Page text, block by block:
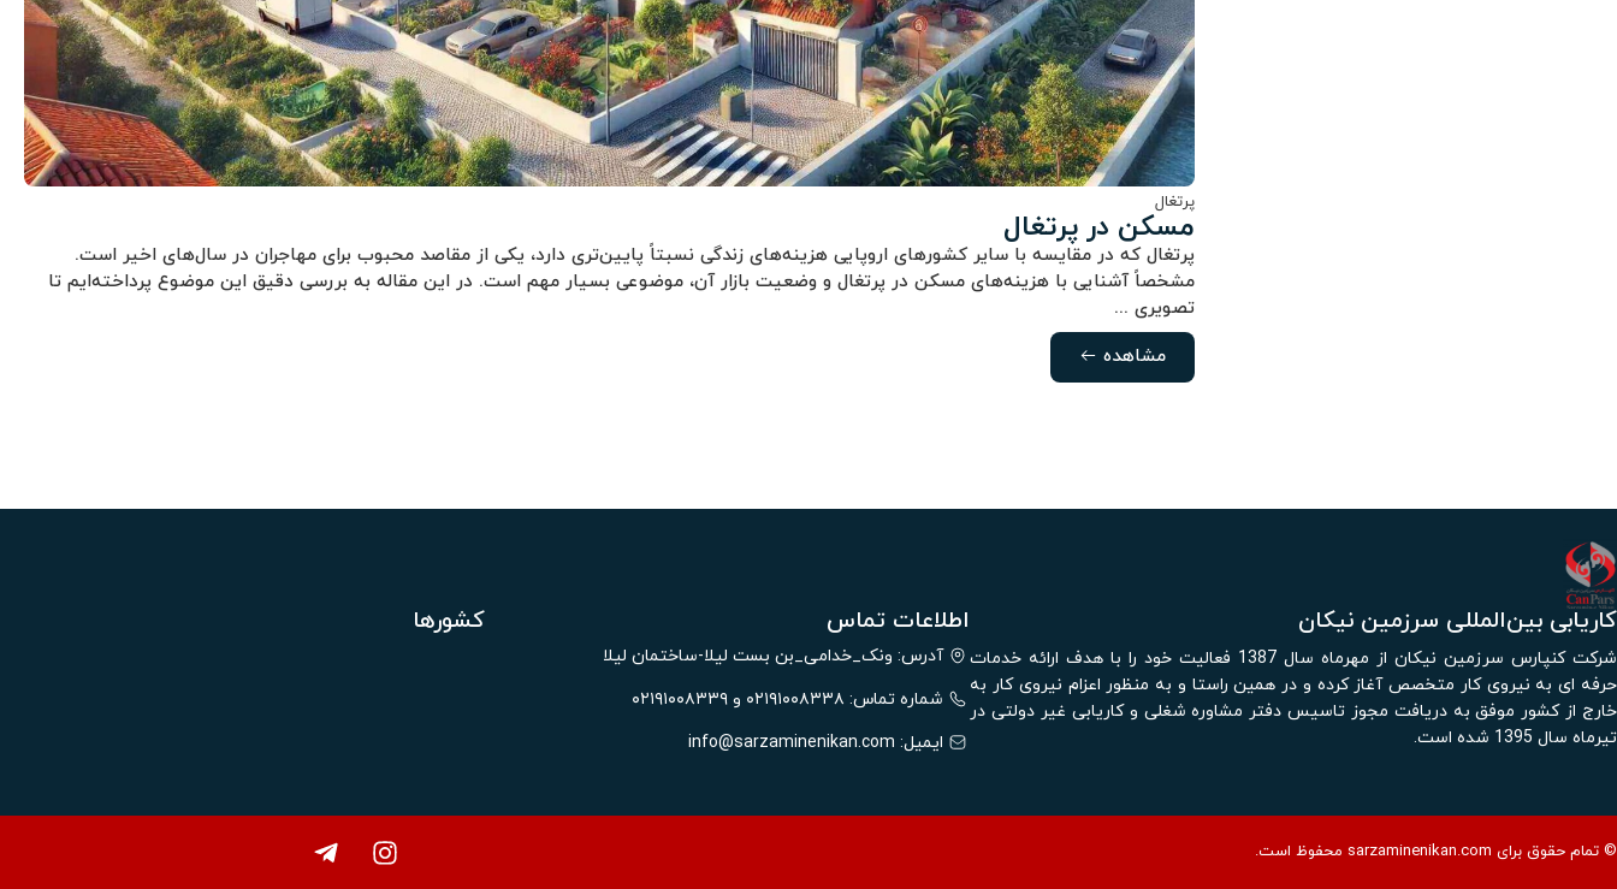
پرتغال
مسکن در پرتغال
پرتغال که در مقایسه با سایر کشورهای اروپایی هزینه‌های زندگی نسبتاً پایین‌تری دارد، یکی از مقاصد محبوب برای مهاجران در سال‌های اخیر است.
مشخصاً آشنایی با هزینه‌های مسکن در پرتغال و وضعیت بازار آن، موضوعی بسیار مهم است. در این مقاله به بررسی دقیق این موضوع پرداخته‌ایم تا
تصویری ...
مشاهده
کاریابی بین‌المللی سرزمین نیکان
شرکت کنپارس سرزمین نیکان از مهرماه سال 1387 فعالیت خود را با هدف ارائه خدمات
حرفه ای به نیروی کار متخصص آغاز کرده و در همین راستا و به منظور اعزام نیروی کار به
خارج از کشور موفق به دریافت مجوز تاسیس دفتر مشاوره شغلی و کاریابی غیر دولتی در
تیرماه سال 1395 شده است.
اطلاعات تماس
آدرس: ونک_خدامی_بن بست لیلا-ساختمان لیلا
شماره تماس: ۰۲۱۹۱۰۰۸۳۳۸ و ۰۲۱۹۱۰۰۸۳۳۹
ایمیل: info@sarzaminenikan.com
کشورها
© تمام حقوق برای sarzaminenikan.com محفوظ است.